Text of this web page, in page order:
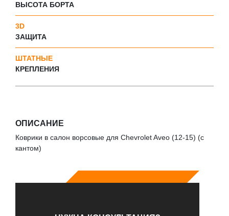
ВЫСОТА БОРТА
3D
ЗАЩИТА
ШТАТНЫЕ
КРЕПЛЕНИЯ
ОПИСАНИЕ
Коврики в салон ворсовые для Chevrolet Aveo (12-15) (с
кантом)